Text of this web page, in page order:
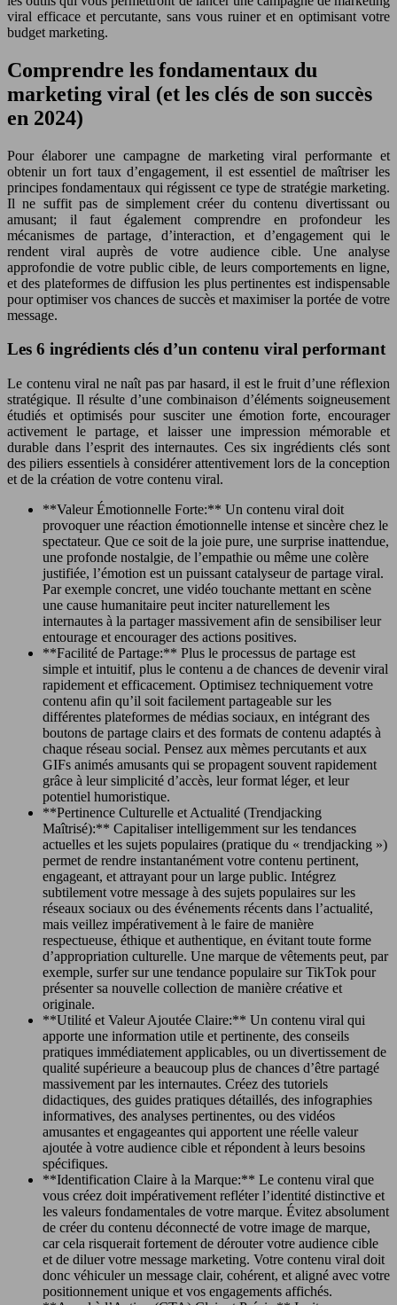
viral efficace et percutante, sans vous ruiner et en optimisant votre
budget marketing.
Comprendre les fondamentaux du
marketing viral (et les clés de son succès
en 2024)
Pour élaborer une campagne de marketing viral performante et
obtenir un fort taux d’engagement, il est essentiel de maîtriser les
principes fondamentaux qui régissent ce type de stratégie marketing.
Il ne suffit pas de simplement créer du contenu divertissant ou
amusant; il faut également comprendre en profondeur les
mécanismes de partage, d’interaction, et d’engagement qui le
rendent viral auprès de votre audience cible. Une analyse
approfondie de votre public cible, de leurs comportements en ligne,
et des plateformes de diffusion les plus pertinentes est indispensable
pour optimiser vos chances de succès et maximiser la portée de votre
message.
Les 6 ingrédients clés d’un contenu viral performant
Le contenu viral ne naît pas par hasard, il est le fruit d’une réflexion
stratégique. Il résulte d’une combinaison d’éléments soigneusement
étudiés et optimisés pour susciter une émotion forte, encourager
activement le partage, et laisser une impression mémorable et
durable dans l’esprit des internautes. Ces six ingrédients clés sont
des piliers essentiels à considérer attentivement lors de la conception
et de la création de votre contenu viral.
**Valeur Émotionnelle Forte:** Un contenu viral doit
provoquer une réaction émotionnelle intense et sincère chez le
spectateur. Que ce soit de la joie pure, une surprise inattendue,
une profonde nostalgie, de l’empathie ou même une colère
justifiée, l’émotion est un puissant catalyseur de partage viral.
Par exemple concret, une vidéo touchante mettant en scène
une cause humanitaire peut inciter naturellement les
internautes à la partager massivement afin de sensibiliser leur
entourage et encourager des actions positives.
**Facilité de Partage:** Plus le processus de partage est
simple et intuitif, plus le contenu a de chances de devenir viral
rapidement et efficacement. Optimisez techniquement votre
contenu afin qu’il soit facilement partageable sur les
différentes plateformes de médias sociaux, en intégrant des
boutons de partage clairs et des formats de contenu adaptés à
chaque réseau social. Pensez aux mèmes percutants et aux
GIFs animés amusants qui se propagent souvent rapidement
grâce à leur simplicité d’accès, leur format léger, et leur
potentiel humoristique.
**Pertinence Culturelle et Actualité (Trendjacking
Maîtrisé):** Capitaliser intelligemment sur les tendances
actuelles et les sujets populaires (pratique du « trendjacking »)
permet de rendre instantanément votre contenu pertinent,
engageant, et attrayant pour un large public. Intégrez
subtilement votre message à des sujets populaires sur les
réseaux sociaux ou des événements récents dans l’actualité,
mais veillez impérativement à le faire de manière
respectueuse, éthique et authentique, en évitant toute forme
d’appropriation culturelle. Une marque de vêtements peut, par
exemple, surfer sur une tendance populaire sur TikTok pour
présenter sa nouvelle collection de manière créative et
originale.
**Utilité et Valeur Ajoutée Claire:** Un contenu viral qui
apporte une information utile et pertinente, des conseils
pratiques immédiatement applicables, ou un divertissement de
qualité supérieure a beaucoup plus de chances d’être partagé
massivement par les internautes. Créez des tutoriels
didactiques, des guides pratiques détaillés, des infographies
informatives, des analyses pertinentes, ou des vidéos
amusantes et engageantes qui apportent une réelle valeur
ajoutée à votre audience cible et répondent à leurs besoins
spécifiques.
**Identification Claire à la Marque:** Le contenu viral que
vous créez doit impérativement refléter l’identité distinctive et
les valeurs fondamentales de votre marque. Évitez absolument
de créer du contenu déconnecté de votre image de marque,
car cela risquerait fortement de dérouter votre audience cible
et de diluer votre message marketing. Votre contenu viral doit
donc véhiculer un message clair, cohérent, et aligné avec votre
positionnement unique et vos engagements affichés.